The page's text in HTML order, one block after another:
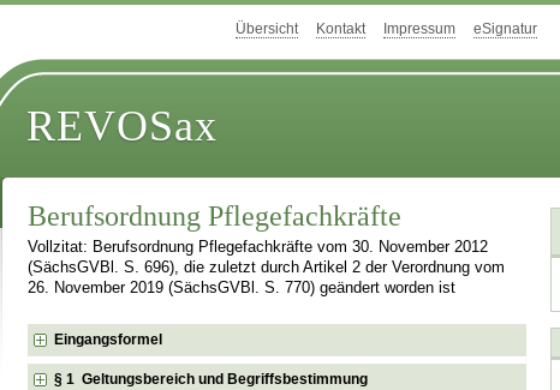
Übersicht Kontakt Impressum eSignatur
REVOSax
Berufsordnung Pflegefachkräfte
Vollzitat: Berufsordnung Pflegefachkräfte vom 30. November 2012
(SächsGVBl. S. 696), die zuletzt durch Artikel 2 der Verordnung vom
26. November 2019 (SächsGVBl. S. 770) geändert worden ist
Eingangsformel
§ 1 Geltungsbereich und Begriffsbestimmung